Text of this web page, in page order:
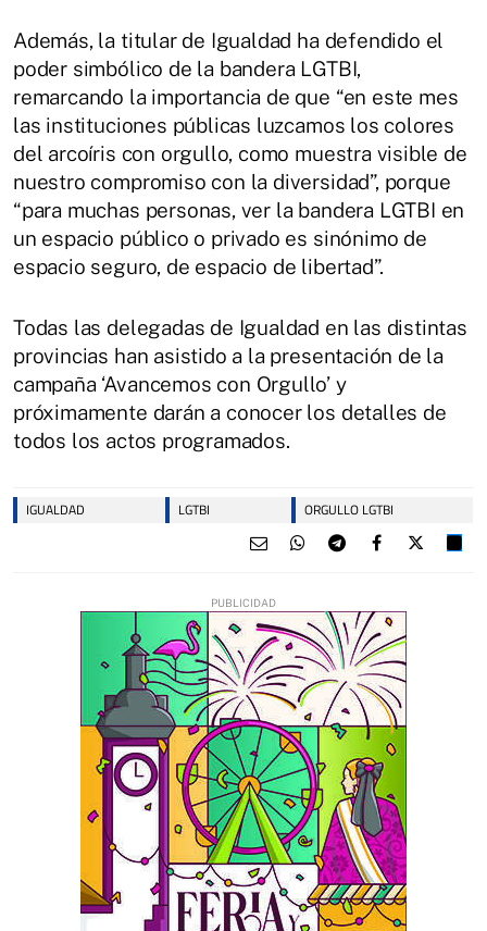
Además, la titular de Igualdad ha defendido el
poder simbólico de la bandera LGTBI,
remarcando la importancia de que “en este mes
las instituciones públicas luzcamos los colores
del arcoíris con orgullo, como muestra visible de
nuestro compromiso con la diversidad”, porque
“para muchas personas, ver la bandera LGTBI en
un espacio público o privado es sinónimo de
espacio seguro, de espacio de libertad”.
Todas las delegadas de Igualdad en las distintas
provincias han asistido a la presentación de la
campaña ‘Avancemos con Orgullo’ y
próximamente darán a conocer los detalles de
todos los actos programados.
IGUALDAD LGTBI ORGULLO LGTBI